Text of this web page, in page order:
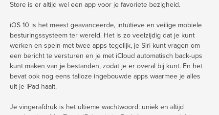
Store is er altijd wel een app voor je favoriete bezigheid.
iOS 10 is het meest geavanceerde, intuïtieve en veilige mobiele
besturingssysteem ter wereld. Het is zo veelzijdig dat je kunt
werken en speln met twee apps tegelijk, je Siri kunt vragen om
een bericht te versturen en je met iCloud automatisch back-ups
kunt maken van je bestanden, zodat je er overal bij kunt. En het
bevat ook nog eens talloze ingebouwde apps waarmee je alles
uit je iPad haalt.
Je vingerafdruk is het ultieme wachtwoord: uniek en altijd